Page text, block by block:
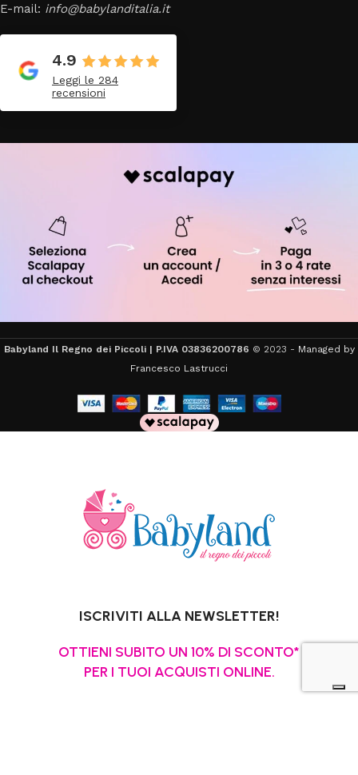
E-mail: info@babylanditalia.it
4.9
Leggi le 284
recensioni
Babyland Il Regno dei Piccoli | P.IVA 03836200786 © 2023 - Managed by
Francesco Lastrucci
ISCRIVITI ALLA NEWSLETTER!
OTTIENI SUBITO UN 10% DI SCONTO*
PER I TUOI ACQUISTI ONLINE.